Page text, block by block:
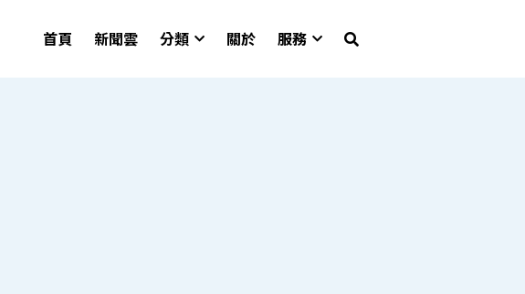
首頁 新聞雲 分類 關於 服務